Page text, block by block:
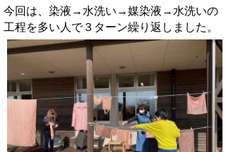
今回は、染液→水洗い→媒染液→水洗いの
工程を多い人で３ターン繰り返しました。